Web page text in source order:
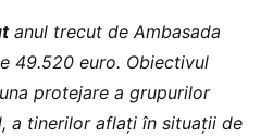
anul trecut de Ambasada
49.520 euro. Obiectivul
protejare a grupurilor
a tinerilor aflați în situații de